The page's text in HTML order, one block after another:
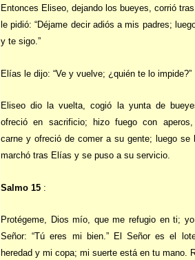
Entonces Eliseo, dejando los bueyes, corrió
le pidió: “Déjame decir adiós a mis padres;
y te sigo.”
Elías le dijo: “Ve y vuelve; ¿quién te lo impide?”
Eliseo dio la vuelta, cogió la yunta de
ofreció en sacrificio; hizo fuego con
carne y ofreció de comer a su gente; luego se
marchó tras Elías y se puso a su servicio.
Salmo 15 :
Protégeme, Dios mío, que me refugio en ti;
Señor: “Tú eres mi bien.” El Señor es el
heredad y mi copa; mi suerte está en tu mano.